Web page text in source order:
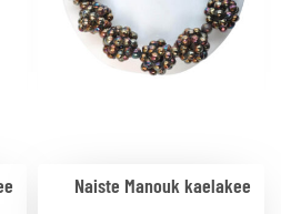
Naiste Manouk kaelakee